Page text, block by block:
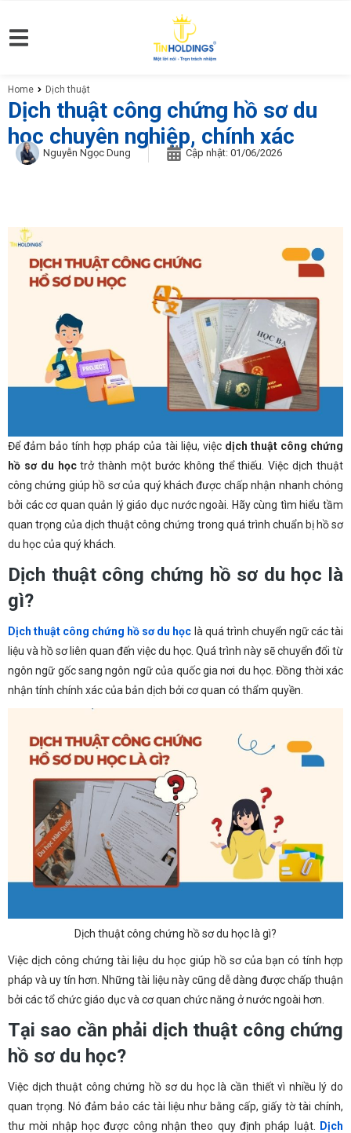
You are here:
Home Dịch thuật
Dịch thuật công chứng hồ sơ du
học chuyên nghiệp, chính xác
Nguyễn Ngọc Dung Cập nhật: 01/06/2026
Để đảm bảo tính hợp pháp của tài liệu, việcdịch thuật công chứng
hồ sơ du họctrở thành một bước không thể thiếu. Việc dịch thuật
công chứng giúp hồ sơ của quý khách được chấp nhận nhanh chóng
bởi các cơ quan quản lý giáo dục nước ngoài. Hãy cùng tìm hiểu tầm
quan trọng của dịch thuật công chứng trong quá trình chuẩn bị hồ sơ
du học của quý khách.
Dịch thuật công chứng hồ sơ du học là
gì?
Dịch thuật công chứng hồ sơ du học là quá trình chuyển ngữ các tài
liệu và hồ sơ liên quan đến việc du học. Quá trình này sẽ chuyển đổi từ
ngôn ngữ gốc sang ngôn ngữ của quốc gia nơi du học. Đồng thời xác
nhận tính chính xác của bản dịch bởi cơ quan có thẩm quyền.
Dịch thuật công chứng hồ sơ du học là gì?
Việc dịch công chứng tài liệu du học giúp hồ sơ của bạn có tính hợp
pháp và uy tín hơn. Những tài liệu này cũng dễ dàng được chấp thuận
bởi các tổ chức giáo dục và cơ quan chức năng ở nước ngoài hơn.
Tại sao cần phải dịch thuật công chứng
hồ sơ du học?
Việc dịch thuật công chứng hồ sơ du học là cần thiết vì nhiều lý do
quan trọng. Nó đảm bảo các tài liệu như bằng cấp, giấy tờ tài chính,
thư mời nhập học được công nhận theo quy định pháp luật. Dịch